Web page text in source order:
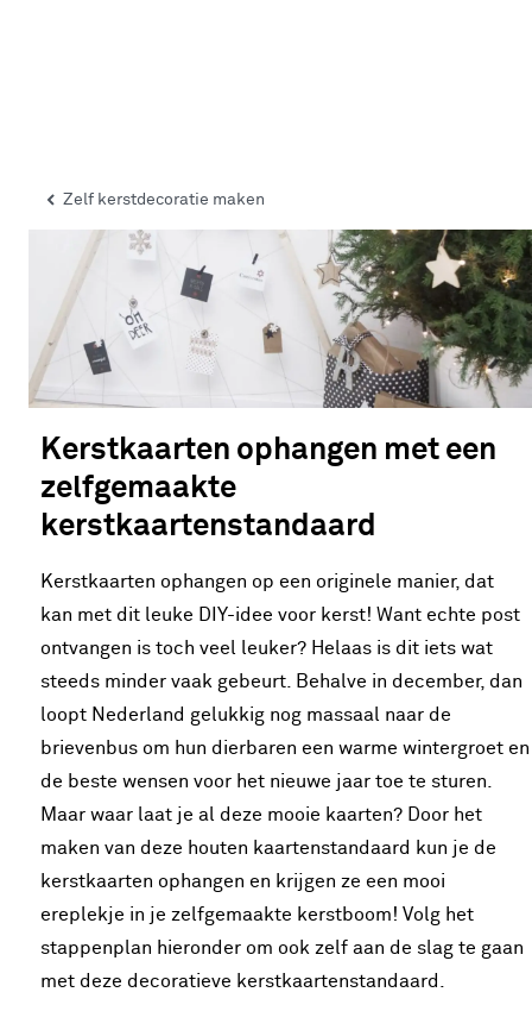
Zelf kerstdecoratie maken
Kerstkaarten ophangen met een
zelfgemaakte
kerstkaartenstandaard
Kerstkaarten ophangen op een originele manier, dat
kan met dit leuke DIY-idee voor kerst! Want echte post
ontvangen is toch veel leuker? Helaas is dit iets wat
steeds minder vaak gebeurt. Behalve in december, dan
loopt Nederland gelukkig nog massaal naar de
brievenbus om hun dierbaren een warme wintergroet en
de beste wensen voor het nieuwe jaar toe te sturen.
Maar waar laat je al deze mooie kaarten? Door het
maken van deze houten kaartenstandaard kun je de
kerstkaarten ophangen en krijgen ze een mooi
ereplekje in je zelfgemaakte kerstboom! Volg het
stappenplan hieronder om ook zelf aan de slag te gaan
met deze decoratieve kerstkaartenstandaard.